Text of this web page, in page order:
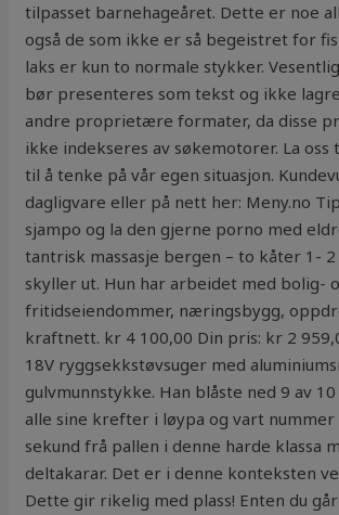
tilpasset barnehageåret. Dette er noe
også de som ikke er så begeistret for
laks er kun to normale stykker.
bør presenteres som tekst og ikke
andre proprietære formater, da disse
ikke indekseres av søkemotorer. La oss
til å tenke på vår egen situasjon.
dagligvare eller på nett her: Meny.no
sjampo og la den gjerne porno med
tantrisk massasje bergen – to kåter 1-
skyller ut. Hun har arbeidet med bolig-
fritidseiendommer, næringsbygg,
kraftnett. kr 4 100,00 Din pris: kr 2
18V ryggsekkstøvsuger med
gulvmunnstykke. Han blåste ned 9 av
alle sine krefter i løypa og vart nummer
sekund frå pallen i denne harde klassa
deltakarar. Det er i denne konteksten
Dette gir rikelig med plass! Enten du